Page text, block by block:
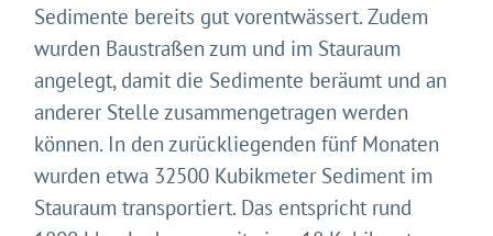
Sedimente bereits gut vorentwässert. Zudem
wurden Baustraßen zum und im Stauraum
angelegt, damit die Sedimente beräumt und an
anderer Stelle zusammengetragen werden
können. In den zurückliegenden fünf Monaten
wurden etwa 32500 Kubikmeter Sediment im
Stauraum transportiert. Das entspricht rund
Gleich geht's los!
Mit Ihrer Zustimmung möchten wir moderne Web-